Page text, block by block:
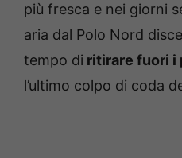
più fresca e nei giorni
aria dal Polo Nord
tempo di ritirare fuori i
l’ultimo colpo di coda